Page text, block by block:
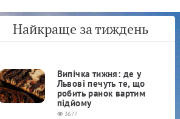
Найкраще за тиждень
Випічка тижня: де у
Львові печуть те, що
робить ранок вартим
підйому
3677